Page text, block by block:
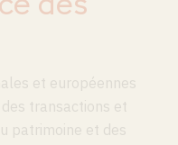
des
et européennes
transactions et
patrimoine et des